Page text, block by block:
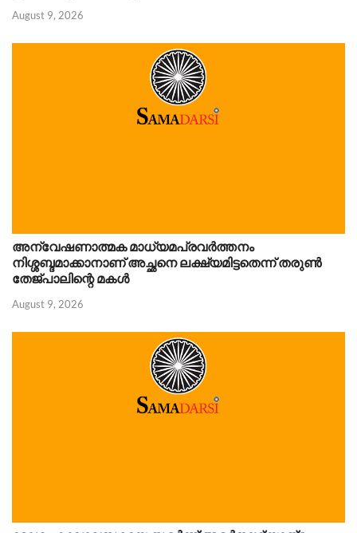
August 9, 2026
അന്വേഷണാത്മക മാധ്യമപ്രവർത്തനം
നിശ്ശബ്ദമാക്കാനാണ് അച്ഛനെ ലക്ഷ്യമിട്ടതെന്ന് തരുണ്‍
തേജ്പാലിന്റെ മകൾ
August 9, 2026